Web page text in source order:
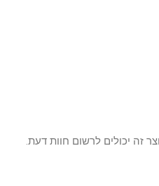
זה יכולים לרשום חוות דעת.